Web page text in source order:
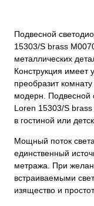
Подвесной
15303/S brass
металлических
Конструкция имеет
преобразит
модерн. Подвесной
Loren 15303/S
в гостиной или
Мощный поток
единственный
метража. При
встраиваемыми
изящество и